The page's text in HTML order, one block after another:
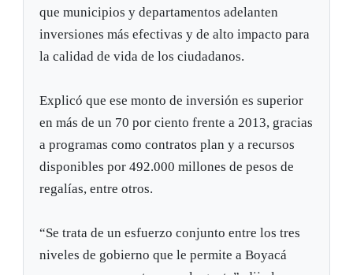
que municipios y departamentos adelanten
inversiones más efectivas y de alto impacto para
la calidad de vida de los ciudadanos.
Explicó que ese monto de inversión es superior
en más de un 70 por ciento frente a 2013, gracias
a programas como contratos plan y a recursos
disponibles por 492.000 millones de pesos de
regalías, entre otros.
“Se trata de un esfuerzo conjunto entre los tres
niveles de gobierno que le permite a Boyacá